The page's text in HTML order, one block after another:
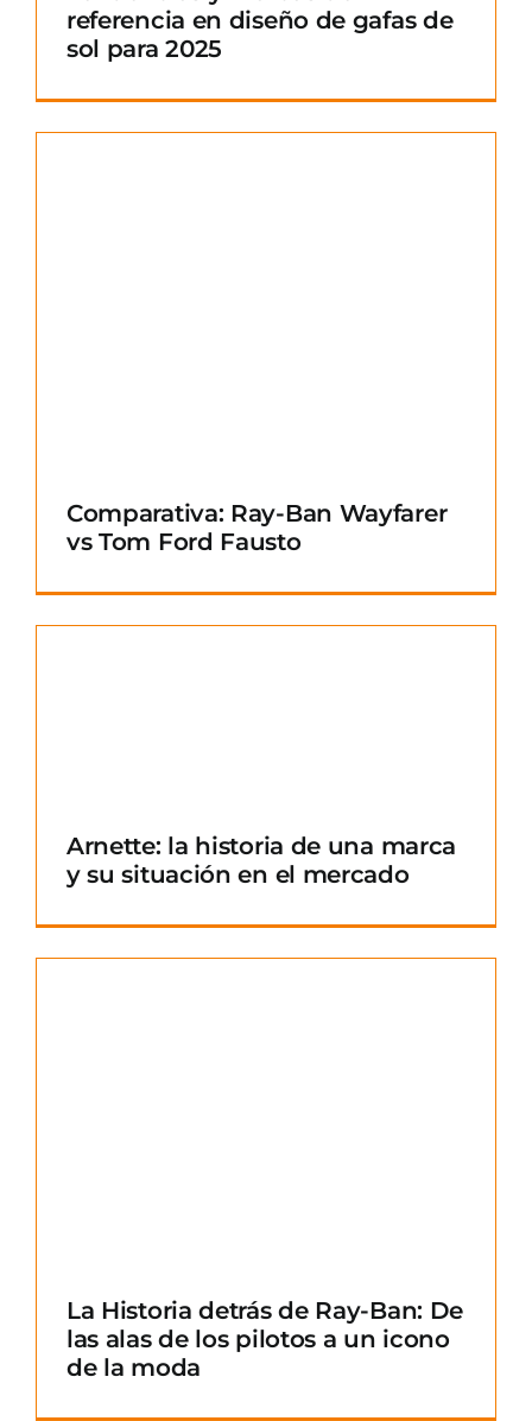
referencia en diseño de gafas de
sol para 2025
Comparativa: Ray-Ban Wayfarer
vs Tom Ford Fausto
Arnette: la historia de una marca
y su situación en el mercado
La Historia detrás de Ray-Ban: De
las alas de los pilotos a un icono
de la moda